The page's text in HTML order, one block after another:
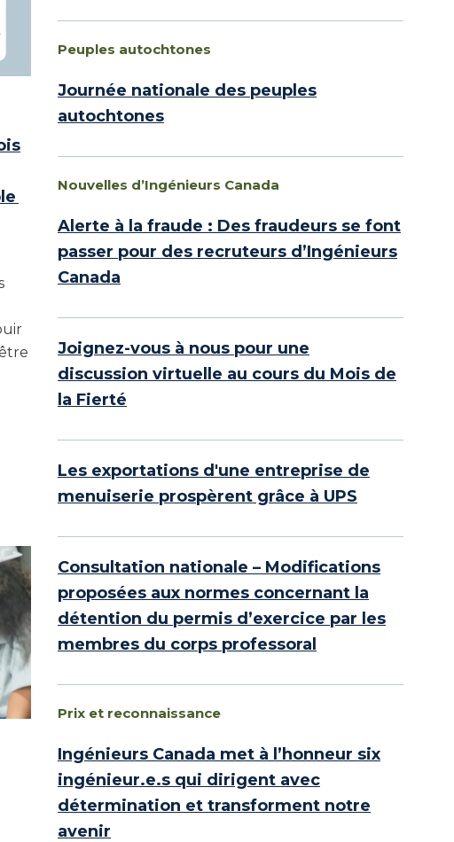
Peuples autochtones
Journée nationale des peuples
autochtones
Nouvelles d’Ingénieurs Canada
Alerte à la fraude : Des fraudeurs se font
passer pour des recruteurs d’Ingénieurs
Canada
Joignez-vous à nous pour une
discussion virtuelle au cours du Mois de
la Fierté
Les exportations d'une entreprise de
menuiserie prospèrent grâce à UPS
Consultation nationale – Modifications
proposées aux normes concernant la
détention du permis d’exercice par les
membres du corps professoral
Prix et reconnaissance
Ingénieurs Canada met à l’honneur six
ingénieur.e.s qui dirigent avec
détermination et transforment notre
avenir